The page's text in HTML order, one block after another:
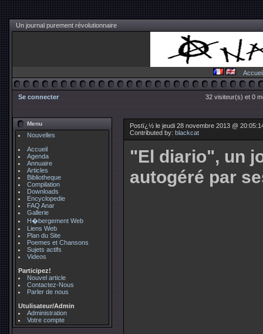
Un journal purement révolutionnaire
Accueil
Se connecter 32 visiteur(s) et 0
Menu
Nouvelles
Accueil
Agenda
Annuaire
Articles
Bibliotheque
Compilation
Downloads
Encyclopedie
FAQ Anar
Gallerie
H�bergement Web
Liens Web
Plan du Site
Poemes et Chansons
Sujets actifs
Videos
Participez!
Nouvel article
Contactez-Nous
Parler de nous
Utulisateur/Admin
Administration
Votre compte
Postï¿½ le jeudi 28 novembre 2013 @
Contributed by: blackcat
"El diario", un
autogéré par